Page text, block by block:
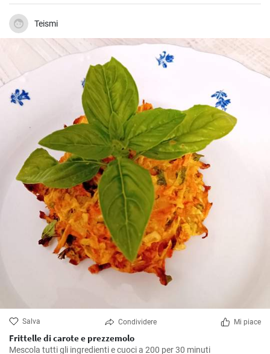
Teismi
Salva Condividere Mi piace
Frittelle di carote e prezzemolo
Mescola tutti gli ingredienti e cuoci a 200 per 30 minuti